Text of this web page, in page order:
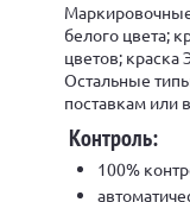
белого цвета;
цветов; краска
Остальные
поставкам или
Контроль:
100%